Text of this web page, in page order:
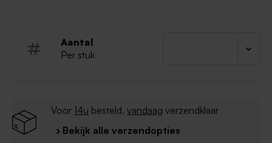
Aantal
Per stuk
Voor 14u besteld, vandaag verzendklaar
› Bekijk alle verzendopties